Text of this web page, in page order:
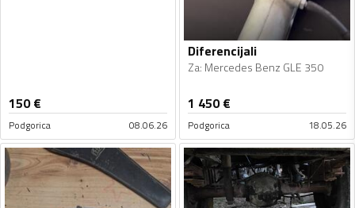
150€
Podgorica 08.06.26
Diferencijali
Za: Mercedes Benz GLE 350
1 450€
Podgorica 18.05.26